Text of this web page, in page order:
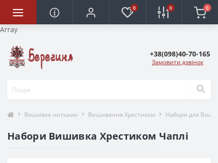
Array
0 0 0
+38(098)40-70-165
Замовити дзвінок
Вишивка нитками Вишивання Хрестиком Набори для
Набори Вишивка Хрестиком Чаплі